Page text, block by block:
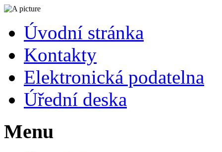
Úvodní stránka
Kontakty
Elektronická podatelna
Úřední deska
Menu